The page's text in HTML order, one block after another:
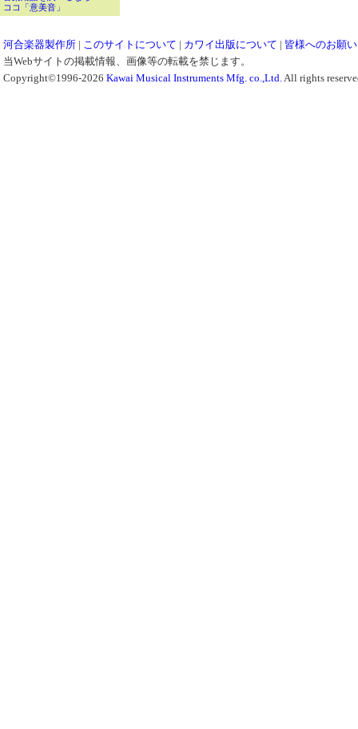
ココ「意美音」
河合楽器製作所 | このサイトについて | カワイ出版について | 皆様へのお願い
当Webサイトの掲載情報、画像等の転載を禁じます。
Copyright©1996-2026 Kawai Musical Instruments Mfg. co.,Ltd.All rights